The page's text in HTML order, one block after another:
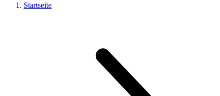
Startseite